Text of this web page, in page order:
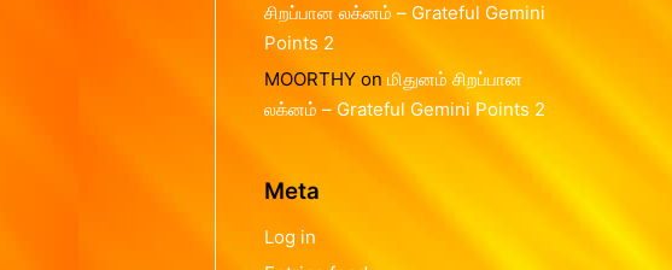
சிறப்பான லக்னம் – Grateful Gemini
Points 2
MOORTHYon மிதுனம் சிறப்பான
லக்னம் – Grateful Gemini Points 2
Meta
Log in